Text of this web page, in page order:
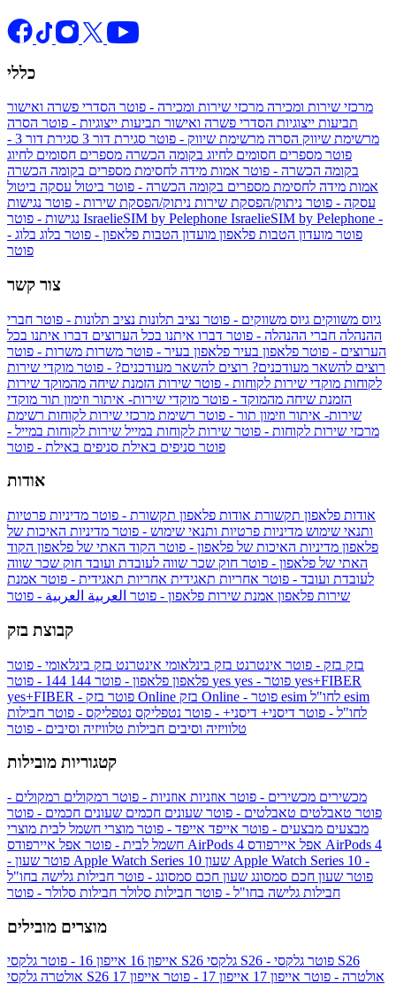
כללי
מרכזי שירות ומכירה מרכזי שירות ומכירה - פוטר הסדרי פשרה ואישור
תביעות ייצוגיות הסדרי פשרה ואישור תביעות ייצוגיות - פוטר הסרה
מרשימת שיווק הסרה מרשימת שיווק - פוטר סגירת דור 3
סגירת דור 3 -
פוטר מספרים חסומים לחיוג בקומה הכשרה מספרים חסומים לחיוג
בקומה הכשרה - פוטר אמות מידה לחסימת מספרים בקומה הכשרה
אמות מידה לחסימת מספרים בקומה הכשרה - פוטר ביטול עסקה ביטול
עסקה - פוטר ניתוק/הפסקת שירות ניתוק/הפסקת שירות - פוטר נגישות
IsraelieSIM by Pelephone IsraelieSIM by Pelephone -
פוטר מועדון הטבות פלאפון מועדון הטבות פלאפון - פוטר בלוג בלוג -
פוטר
צור קשר
גיוס משווקים גיוס משווקים - פוטר נציב תלונות נציב תלונות - פוטר חברי
ההנהלה חברי ההנהלה - פוטר דברו איתנו בכל הערוצים דברו איתנו בכל
הערוצים - פוטר פלאפון בעיר פלאפון בעיר - פוטר משרות משרות - פוטר
רוצים להשאר מעודכנים? רוצים להשאר מעודכנים? - פוטר מוקדי שירות
לקוחות מוקדי שירות לקוחות - פוטר שירות הזמנת שיחה מהמוקד שירות
הזמנת שיחה מהמוקד - פוטר מוקדי שירות- איתור וזימון תור מוקדי
שירות- איתור וזימון תור - פוטר רשימת מרכזי שירות לקוחות רשימת
מרכזי שירות לקוחות - פוטר שירות לקוחות במייל שירות לקוחות במייל -
פוטר סניפים באילת סניפים באילת - פוטר
אודות
אודות פלאפון תקשורת אודות פלאפון תקשורת - פוטר מדיניות פרטיות
ותנאי שימוש מדיניות פרטיות ותנאי שימוש - פוטר מדיניות האיכות של
פלאפון מדיניות האיכות של פלאפון - פוטר הקוד האתי של פלאפון הקוד
האתי של פלאפון - פוטר חוק שכר שווה לעובדת ועובד חוק שכר שווה
לעובדת ועובד - פוטר אחריות תאגידית אחריות תאגידית - פוטר אמנת
שירות פלאפון אמנת שירות פלאפון - פוטר العربية العربية - פוטר
קבוצת בזק
בזק בזק - פוטר אינטרנט בזק בינלאומי אינטרנט בזק בינלאומי - פוטר
פלאפון פלאפון - פוטר 144 yes
yes+FIBER
yes+FIBER - פוטר בזק Online
esim
לחו"ל - פוטר דיסני+ דיסני+ - פוטר נטפליקס נטפליקס - פוטר חבילות
טלוויזיה וסיבים חבילות טלוויזיה וסיבים - פוטר
קטגוריות מובילות
מכשירים מכשירים - פוטר אוזניות אוזניות - פוטר רמקולים רמקולים -
פוטר טאבלטים טאבלטים - פוטר שעונים חכמים שעונים חכמים - פוטר
מבצעים מבצעים - פוטר אייפד אייפד - פוטר מוצרי חשמל לבית מוצרי
חשמל לבית - פוטר אפל איירפודס AirPods 4 אפל איירפודס AirPods 4
- פוטר שעון Apple Watch Series 10 שעון Apple Watch Series 10 -
פוטר שעון חכם סמסונג שעון חכם סמסונג - פוטר חבילות גלישה בחו"ל
חבילות גלישה בחו"ל - פוטר חבילות סלולר חבילות סלולר - פוטר
מוצרים מובילים
אייפון 16 אייפון 16 - פוטר גלקסי S26 גלקסי S26 - פוטר גלקסי S26
אולטרה
גלקסי S26 אולטרה - פוטר אייפון 17 אייפון 17 - פוטר אייפון 17